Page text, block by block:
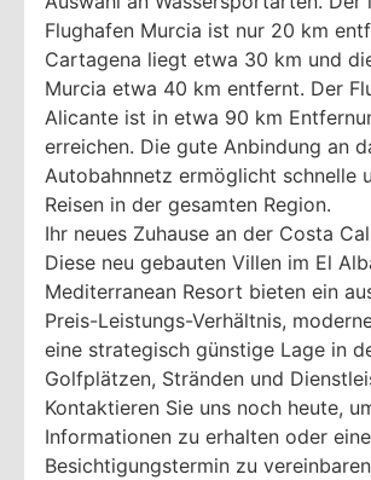
Flughafen Murcia ist nur 20 km
Cartagena liegt etwa 30 km und
Murcia etwa 40 km entfernt. Der
Alicante ist in etwa 90 km
erreichen. Die gute Anbindung an
Autobahnnetz ermöglicht schnelle
Reisen in der gesamten Region.
Ihr neues Zuhause an der Costa
Diese neu gebauten Villen im El
Mediterranean Resort bieten ein
Preis-Leistungs-Verhältnis,
eine strategisch günstige Lage in
Golfplätzen, Stränden und
Kontaktieren Sie uns noch heute,
Informationen zu erhalten oder
Besichtigungstermin zu